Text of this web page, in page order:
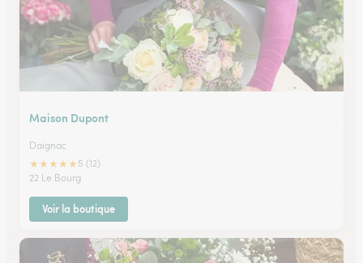
Maison Dupont
Daignac
★★★★★ 5 (12)
22 Le Bourg
Voir la boutique